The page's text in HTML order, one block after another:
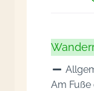
Am Fuße